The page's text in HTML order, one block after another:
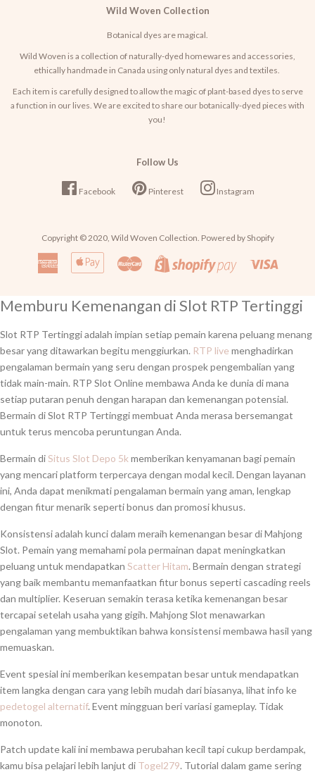
Wild Woven Collection
Botanical dyes are magical.
Wild Woven is a collection of naturally-dyed homewares and accessories,
ethically handmade in Canada using only natural dyes and textiles.
Each item is carefully designed to allow the magic of plant-based dyes to serve
a function in our lives. We are excited to share our botanically-dyed pieces with
you!
Follow Us
Facebook Pinterest Instagram
Copyright © 2020, Wild Woven Collection. Powered by Shopify
American
Express
Apple
Pay
Master
Shopify
Memburu Kemenangan di Slot RTP Tertinggi
Slot RTP Tertinggi adalah impian setiap pemain karena peluang menang
besar yang ditawarkan begitu menggiurkan. RTP live menghadirkan
pengalaman bermain yang seru dengan prospek pengembalian yang
tidak main-main. RTP Slot Online membawa Anda ke dunia di mana
setiap putaran penuh dengan harapan dan kemenangan potensial.
Bermain di Slot RTP Tertinggi membuat Anda merasa bersemangat
untuk terus mencoba peruntungan Anda.
Bermain diSitus Slot Depo 5k memberikan kenyamanan bagi pemain
yang mencari platform terpercaya dengan modal kecil. Dengan layanan
ini, Anda dapat menikmati pengalaman bermain yang aman, lengkap
dengan fitur menarik seperti bonus dan promosi khusus.
Konsistensi adalah kunci dalam meraih kemenangan besar di Mahjong
Slot. Pemain yang memahami pola permainan dapat meningkatkan
peluang untuk mendapatkan Scatter Hitam. Bermain dengan strategi
yang baik membantu memanfaatkan fitur bonus seperti cascading reels
dan multiplier. Keseruan semakin terasa ketika kemenangan besar
tercapai setelah usaha yang gigih. Mahjong Slot menawarkan
pengalaman yang membuktikan bahwa konsistensi membawa hasil yang
memuaskan.
Event spesial ini memberikan kesempatan besar untuk mendapatkan
item langka dengan cara yang lebih mudah dari biasanya, lihat info ke
pedetogel alternatif. Event mingguan beri variasi gameplay. Tidak
monoton.
Patch update kali ini membawa perubahan kecil tapi cukup berdampak,
kamu bisa pelajari lebih lanjut di Togel279. Tutorial dalam game sering